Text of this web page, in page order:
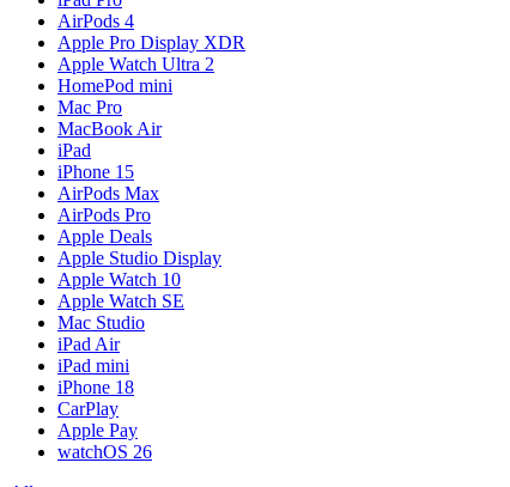
AirPods 4
Apple Pro Display XDR
Apple Watch Ultra 2
HomePod mini
Mac Pro
MacBook Air
iPad
iPhone 15
AirPods Max
AirPods Pro
Apple Deals
Apple Studio Display
Apple Watch 10
Apple Watch SE
Mac Studio
iPad Air
iPad mini
iPhone 18
CarPlay
Apple Pay
watchOS 26